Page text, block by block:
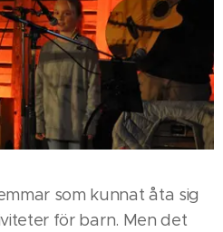
som kunnat åta sig
för barn. Men det